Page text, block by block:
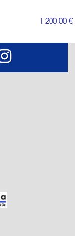
1 200,00 €